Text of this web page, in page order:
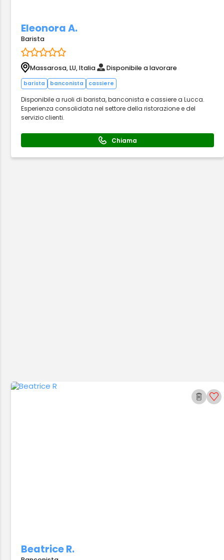
Eleonora A.
Barista
Massarosa, LU, Italia Disponibile a lavorare
barista banconista cassiere
Disponibile a ruoli di barista, banconista e cassiere a Lucca.
Esperienza consolidata nel settore della ristorazione e del
servizio clienti.
Chiama
Beatrice R.